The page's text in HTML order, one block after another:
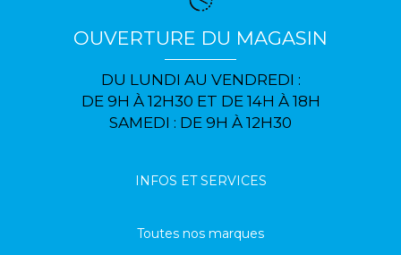
OUVERTURE DU MAGASIN
DU LUNDI AU VENDREDI :
DE 9H À 12H30 ET DE 14H À 18H
SAMEDI : DE 9H À 12H30
INFOS ET SERVICES
Toutes nos marques